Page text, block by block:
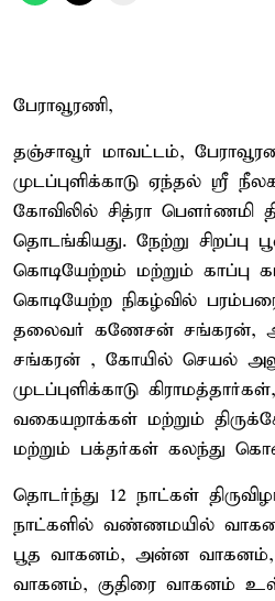
பேராவூரணி,
தஞ்சாவூர் மாவட்டம்,
முடப்புளிக்காடு ஏந்தல் ஸ்ரீ
கோவிலில் சித்ரா பெளர்ணமி
தொடங்கியது. நேற்று சிறப்பு
கொடியேற்றம் மற்றும் காப்பு
கொடியேற்ற நிகழ்வில்
தலைவர் கணேசன் சங்கரன்,
சங்கரன் , கோயில் செயல்
முடப்புளிக்காடு
வகையறாக்கள் மற்றும்
மற்றும் பக்தர்கள் கலந்து
தொடர்ந்து 12 நாட்கள்
நாட்களில் வண்ணமயில்
பூத வாகனம், அன்ன வாகனம்,
வாகனம், குதிரை வாகனம்